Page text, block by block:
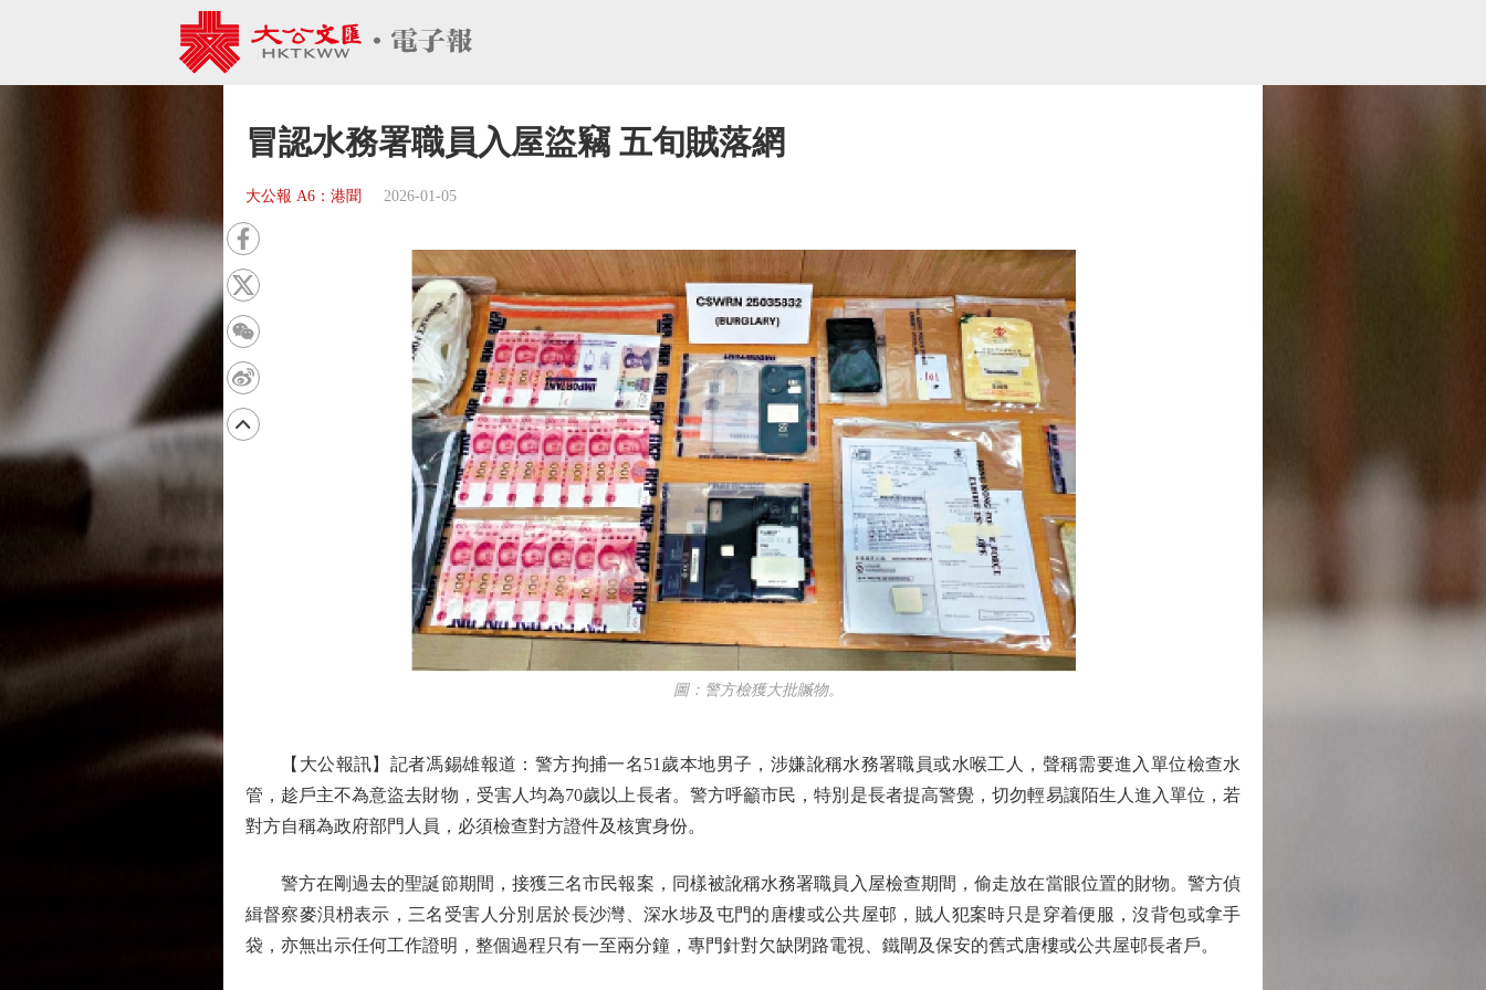
冒認水務署職員入屋盜竊 五旬賊落網
大公報 A6：港聞 2026-01-05
圖：警方檢獲大批贓物。
【大公報訊】記者馮錫雄報道：警方拘捕一名51歲本地男子，涉嫌訛稱水務署職員或水喉工人，聲稱需要進入單位檢查水
管，趁戶主不為意盜去財物，受害人均為70歲以上長者。警方呼籲市民，特別是長者提高警覺，切勿輕易讓陌生人進入單位，若
對方自稱為政府部門人員，必須檢查對方證件及核實身份。
警方在剛過去的聖誕節期間，接獲三名市民報案，同樣被訛稱水務署職員入屋檢查期間，偷走放在當眼位置的財物。警方偵
緝督察麥浿枬表示，三名受害人分別居於長沙灣、深水埗及屯門的唐樓或公共屋邨，賊人犯案時只是穿着便服，沒背包或拿手
袋，亦無出示任何工作證明，整個過程只有一至兩分鐘，專門針對欠缺閉路電視、鐵閘及保安的舊式唐樓或公共屋邨長者戶。